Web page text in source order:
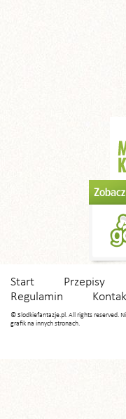
Start Przepisy
Regulamin
© Slodkiefantazje.pl. All rights reserved.
grafik na innych stronach.